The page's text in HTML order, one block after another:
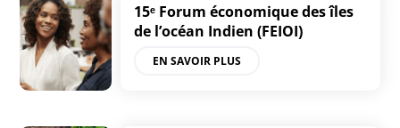
15ᵉ Forum économique des îles
de l’océan Indien (FEIOI)
EN SAVOIR PLUS